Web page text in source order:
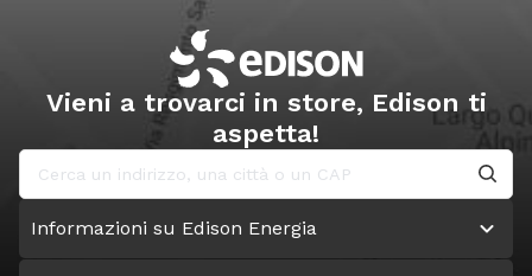
Vieni a trovarci in store, Edison ti
aspetta!
Informazioni su Edison Energia